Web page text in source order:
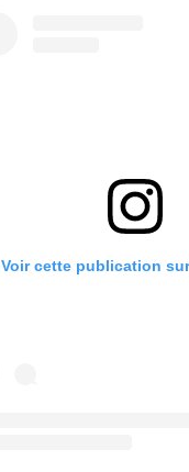
Voir cette publication